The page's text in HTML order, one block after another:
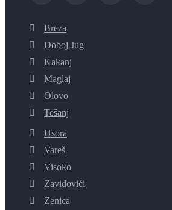
Breza
Doboj Jug
Kakanj
Maglaj
Olovo
Tešanj
Usora
Vareš
Visoko
Zavidovići
Zenica